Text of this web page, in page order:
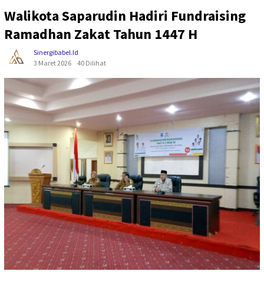
Walikota Saparudin Hadiri Fundraising
Ramadhan Zakat Tahun 1447 H
Sinergibabel.id
3 Maret 2026
40 Dilihat